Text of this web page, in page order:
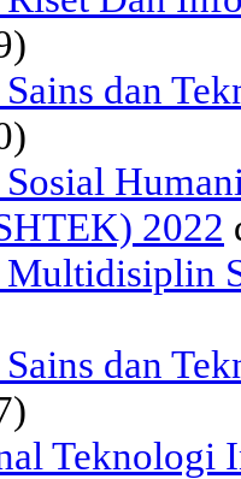
dan
2022
Multidisiplin
dan
Teknologi